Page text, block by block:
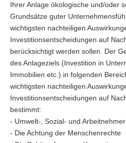
Ihrer Anlage ökologische und/oder
Grundsätze guter
wichtigsten nachteiligen
Investitionsentscheidungen auf
berücksichtigt werden sollen. Der
des Anlageziels (Investition in
Immobilien etc.) in folgenden
wichtigsten nachteiligen
Investitionsentscheidungen auf
bestimmt:
- Umwelt-, Sozial- und
- Die Achtung der Menschenrechte